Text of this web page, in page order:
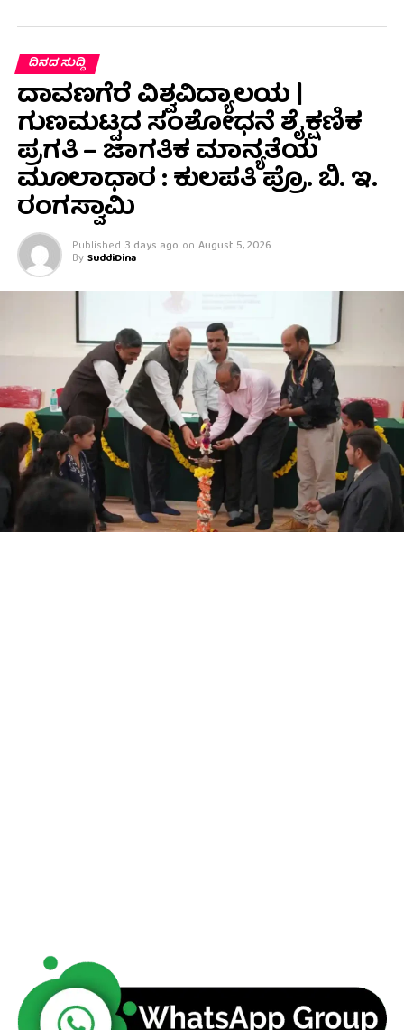
ದಿನದ ಸುದ್ದಿ
ದಾವಣಗೆರೆ ವಿಶ್ವವಿದ್ಯಾಲಯ |
ಗುಣಮಟ್ಟದ ಸಂಶೋಧನೆ ಶೈಕ್ಷಣಿಕ
ಪ್ರಗತಿ – ಜಾಗತಿಕ ಮಾನ್ಯತೆಯ
ಮೂಲಾಧಾರ : ಕುಲಪತಿ ಪ್ರೊ. ಬಿ. ಇ.
ರಂಗಸ್ವಾಮಿ
Published 3 days ago on August 5, 2026
By SuddiDina